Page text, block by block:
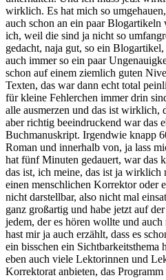
wirklich. Es hat mich so
auch schon an ein paar
ich, weil die sind ja nicht so
gedacht, naja gut, so ein
auch immer so ein paar
schon auf einem ziemlich guten
Texten, das war dann echt total
für kleine Fehlerchen immer drin
alle ausmerzen und das ist wirklich,
aber richtig beeindruckend war das
Buchmanuskript. Irgendwie knapp
Roman und innerhalb von, ja lass
hat fünf Minuten gedauert, war das
das ist, ich meine, das ist ja wirklich
einen menschlichen Korrektor oder
nicht darstellbar, also nicht mal
ganz großartig und habe jetzt auf
jedem, der es hören wollte und
hast mir ja auch erzählt, dass es
ein bisschen ein Sichtbarkeitsthema
eben auch viele Lektorinnen und
Korrektorat anbieten, das